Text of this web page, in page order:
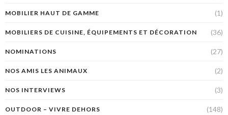
MOBILIER HAUT DE GAMME (1)
MOBILIERS DE CUISINE, ÉQUIPEMENTS ET DÉCORATION (36)
NOMINATIONS (27)
NOS AMIS LES ANIMAUX (2)
NOS INTERVIEWS (3)
OUTDOOR – VIVRE DEHORS (148)